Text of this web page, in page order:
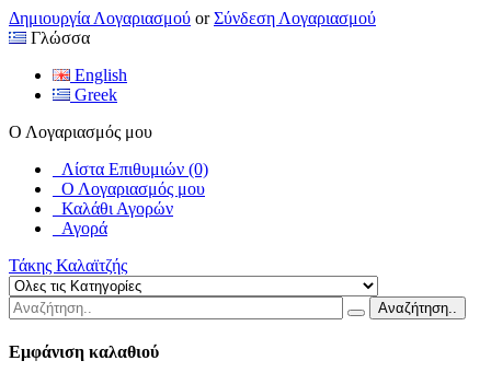
Δημιουργία Λογαριασμού orΣύνδεση Λογαριασμού
Γλώσσα
English
Greek
Ο Λογαριασμός μου
Λίστα Επιθυμιών (0)
Ο Λογαριασμός μου
Καλάθι Αγορών
Αγορά
Τάκης Καλαϊτζής
Αναζήτηση..
Εμφάνιση καλαθιού